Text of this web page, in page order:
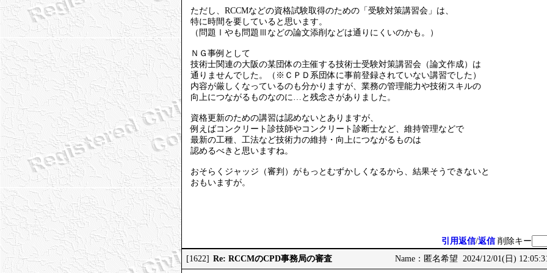
ただし、RCCMなどの資格試験取得のための「受験対策講習会」は、
特に時間を要していると思います。
（問題Ⅰやも問題Ⅲなどの論文添削などは通りにくいのかも。）
ＮＧ事例として
技術士関連の大阪の某団体の主催する技術士受験対策講習会（論文作成）は
通りませんでした。（※ＣＰＤ系団体に事前登録されていない講習でした）
内容が厳しくなっているのも分かりますが、業務の管理能力や技術スキルの
向上につながるものなのに…と残念さがありました。
資格更新のための講習は認めないとありますが、
例えばコンクリート診技師やコンクリート診断士など、維持管理などで
最新の工種、工法など技術力の維持・向上につながるものは
認めるべきと思いますね。
おそらくジャッジ（審判）がもっとむずかしくなるから、結果そうできないと
おもいますが。
引用返信/返信 削除キー
[1622] Re: RCCMのCPD事務局の審査 Name：匿名希望 2024/12/01(日)